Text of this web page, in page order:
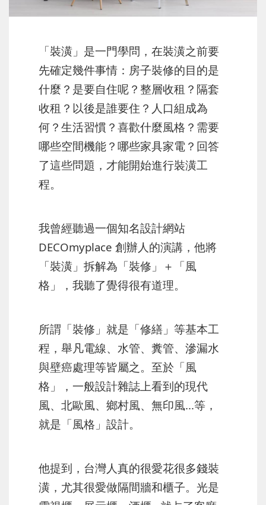
「裝潢」是一門學問，在裝潢之前要
先確定幾件事情：房子裝修的目的是
什麼？是要自住呢？整層收租？隔套
收租？以後是誰要住？人口組成為
何？生活習慣？喜歡什麼風格？需要
哪些空間機能？哪些家具家電？回答
了這些問題，才能開始進行裝潢工
程。
我曾經聽過一個知名設計網站
DECOmyplace 創辦人的演講，他將
「裝潢」拆解為「裝修」＋「風
格」，我聽了覺得很有道理。
所謂「裝修」就是「修繕」等基本工
程，舉凡電線、水管、糞管、滲漏水
與壁癌處理等皆屬之。至於「風
格」，一般設計雜誌上看到的現代
風、北歐風、鄉村風、無印風...等，
就是「風格」設計。
他提到，台灣人真的很愛花很多錢裝
潢，尤其很愛做隔間牆和櫃子。光是